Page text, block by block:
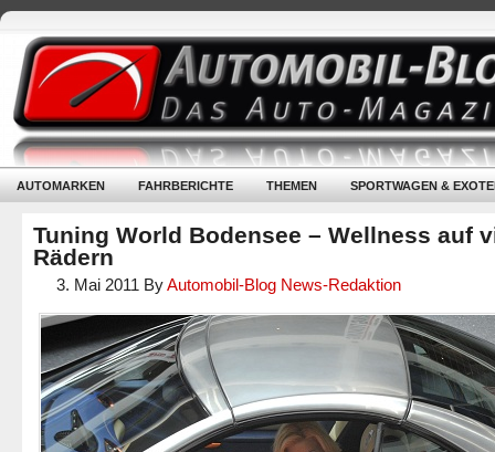
AUTOMARKEN FAHRBERICHTE THEMEN SPORTWAGEN &
Tuning World Bodensee – Wellness auf
Rädern
3. Mai 2011 ByAutomobil-Blog News-Redaktion